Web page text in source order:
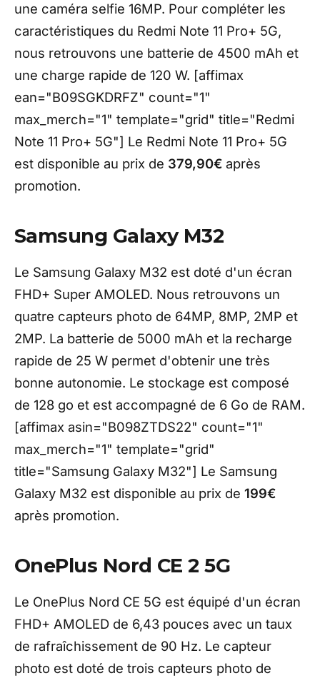
une caméra selfie 16MP. Pour compléter les
caractéristiques du Redmi Note 11 Pro+ 5G,
nous retrouvons une batterie de 4500 mAh et
une charge rapide de 120 W. [affimax
ean="B09SGKDRFZ" count="1"
max_merch="1" template="grid" title="Redmi
Note 11 Pro+ 5G"] Le Redmi Note 11 Pro+ 5G
est disponible au prix de 379,90€ après
promotion.
Samsung Galaxy M32
Le Samsung Galaxy M32 est doté d'un écran
FHD+ Super AMOLED. Nous retrouvons un
quatre capteurs photo de 64MP, 8MP, 2MP et
2MP. La batterie de 5000 mAh et la recharge
rapide de 25 W permet d'obtenir une très
bonne autonomie. Le stockage est composé
de 128 go et est accompagné de 6 Go de RAM.
[affimax asin="B098ZTDS22" count="1"
max_merch="1" template="grid"
title="Samsung Galaxy M32"] Le Samsung
Galaxy M32 est disponible au prix de 199€
après promotion.
OnePlus Nord CE 2 5G
Le OnePlus Nord CE 5G est équipé d'un écran
FHD+ AMOLED de 6,43 pouces avec un taux
de rafraîchissement de 90 Hz. Le capteur
photo est doté de trois capteurs photo de